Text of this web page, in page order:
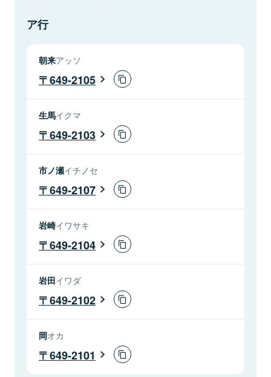
ア行
朝来アッソ
649-2105
生馬イクマ
649-2103
市ノ瀬イチノセ
649-2107
岩崎イワサキ
649-2104
岩田イワダ
649-2102
岡オカ
649-2101